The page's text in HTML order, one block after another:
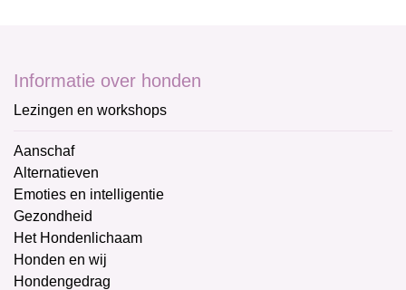
Informatie over honden
Lezingen en workshops
Aanschaf
Alternatieven
Emoties en intelligentie
Gezondheid
Het Hondenlichaam
Honden en wij
Hondengedrag